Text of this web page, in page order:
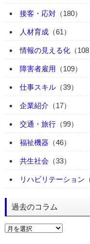
接客・応対 （180）
人材育成 （61）
情報の見える化 （108
障害者雇用 （109）
仕事スキル （39）
企業紹介 （17）
交通・旅行 （99）
福祉機器 （46）
共生社会 （33）
リハビリテーション
過去のコラム